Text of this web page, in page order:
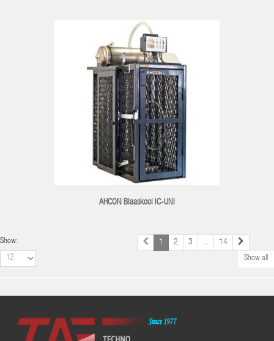
AHCON Blaaskooi IC-UNI
Show: 1 2 3 ... 14
Show all